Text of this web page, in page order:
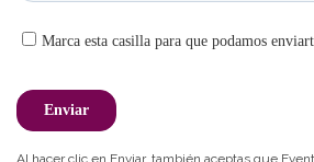
Al hacer clic en Enviar, también aceptas que